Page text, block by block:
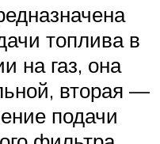
топлива в
на газ, она
вторая —
подачи